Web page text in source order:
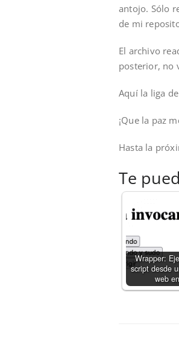
antojo. Sólo
de mi
El archivo
posterior, no
Aquí la liga
¡Que la paz
Hasta la
Te
Wrapper:
script desde
web